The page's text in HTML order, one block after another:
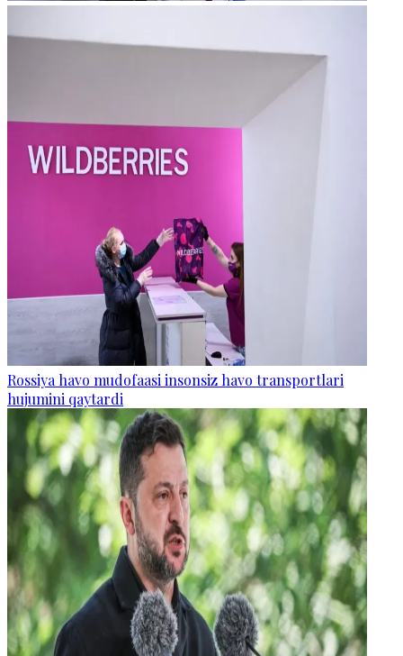
Rossiya havo mudofaasi insonsiz havo transportlari
hujumini qaytardi